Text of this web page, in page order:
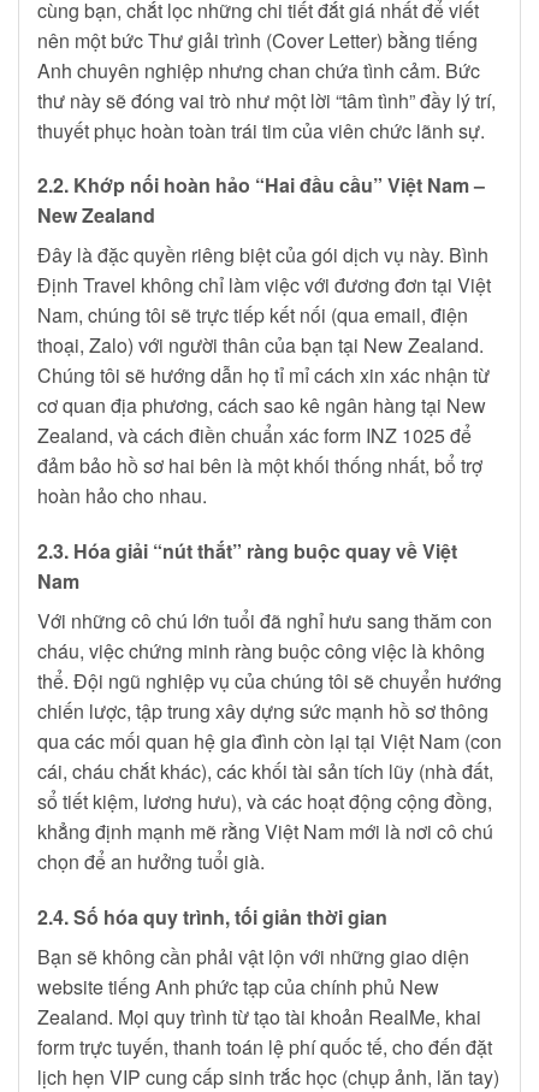
cùng bạn, chắt lọc những chi tiết đắt giá nhất để viết
nên một bức Thư giải trình (Cover Letter) bằng tiếng
Anh chuyên nghiệp nhưng chan chứa tình cảm. Bức
thư này sẽ đóng vai trò như một lời “tâm tình” đầy lý trí,
thuyết phục hoàn toàn trái tim của viên chức lãnh sự.
2.2. Khớp nối hoàn hảo “Hai đầu cầu” Việt Nam –
New Zealand
Đây là đặc quyền riêng biệt của gói dịch vụ này. Bình
Định Travel không chỉ làm việc với đương đơn tại Việt
Nam, chúng tôi sẽ trực tiếp kết nối (qua email, điện
thoại, Zalo) với người thân của bạn tại New Zealand.
Chúng tôi sẽ hướng dẫn họ tỉ mỉ cách xin xác nhận từ
cơ quan địa phương, cách sao kê ngân hàng tại New
Zealand, và cách điền chuẩn xác form INZ 1025 để
đảm bảo hồ sơ hai bên là một khối thống nhất, bổ trợ
hoàn hảo cho nhau.
2.3. Hóa giải “nút thắt” ràng buộc quay về Việt
Nam
Với những cô chú lớn tuổi đã nghỉ hưu sang thăm con
cháu, việc chứng minh ràng buộc công việc là không
thể. Đội ngũ nghiệp vụ của chúng tôi sẽ chuyển hướng
chiến lược, tập trung xây dựng sức mạnh hồ sơ thông
qua các mối quan hệ gia đình còn lại tại Việt Nam (con
cái, cháu chắt khác), các khối tài sản tích lũy (nhà đất,
sổ tiết kiệm, lương hưu), và các hoạt động cộng đồng,
khẳng định mạnh mẽ rằng Việt Nam mới là nơi cô chú
chọn để an hưởng tuổi già.
2.4. Số hóa quy trình, tối giản thời gian
Bạn sẽ không cần phải vật lộn với những giao diện
website tiếng Anh phức tạp của chính phủ New
Zealand. Mọi quy trình từ tạo tài khoản RealMe, khai
form trực tuyến, thanh toán lệ phí quốc tế, cho đến đặt
lịch hẹn VIP cung cấp sinh trắc học (chụp ảnh, lăn tay)